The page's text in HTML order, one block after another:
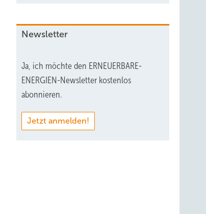
Newsletter
Ja, ich möchte den ERNEUERBARE-
ENERGIEN-Newsletter kostenlos
abonnieren.
Jetzt anmelden!